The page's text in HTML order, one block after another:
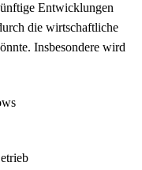
Entwicklungen
die wirtschaftliche
Insbesondere wird